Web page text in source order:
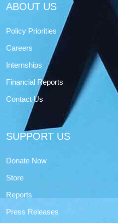
ABOUT US
Policy Priorities
Careers
Internships
Financial Reports
Contact Us
SUPPORT US
Donate Now
Store
Reports
Press Releases